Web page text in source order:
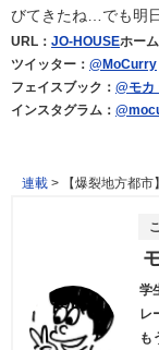
びてきたね…でも明
URL： JO-HOUSEホー
ツイッター： @MoCurry
フェイスブック： @モカ
インスタグラム：
連載 > 【爆裂地方都
学
レ
も